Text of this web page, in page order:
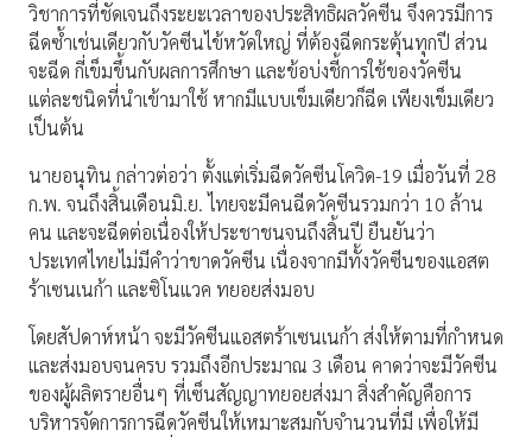
วิชาการที่ชัดเจนถึงระยะเวลาของประสิทธิผลวัคซีน จึงควรมีการ
ฉีดซ้ำเช่นเดียวกับวัคซีนไข้หวัดใหญ่ ที่ต้องฉีดกระตุ้นทุกปี ส่วน
จะฉีด กี่เข็มขึ้นกับผลการศึกษา และข้อบ่งชี้การใช้ของวัคซีน
แต่ละชนิดที่นำเข้ามาใช้ หากมีแบบเข็มเดียวก็ฉีด เพียงเข็มเดียว
เป็นต้น
นายอนุทิน กล่าวต่อว่า ตั้งแต่เริ่มฉีดวัคซีนโควิด-19 เมื่อวันที่ 28
ก.พ. จนถึงสิ้นเดือนมิ.ย. ไทยจะมีคนฉีดวัคซีนรวมกว่า 10 ล้าน
คน และจะฉีดต่อเนื่องให้ประชาชนจนถึงสิ้นปี ยืนยันว่า
ประเทศไทยไม่มีคำว่าขาดวัคซีน เนื่องจากมีทั้งวัคซีนของแอสต
ร้าเซนเนก้า และซิโนแวค ทยอยส่งมอบ
โดยสัปดาห์หน้า จะมีวัคซีนแอสตร้าเซนเนก้า ส่งให้ตามที่กำหนด
และส่งมอบจนครบ รวมถึงอีกประมาณ 3 เดือน คาดว่าจะมีวัคซีน
ของผู้ผลิตรายอื่นๆ ที่เซ็นสัญญาทยอยส่งมา สิ่งสำคัญคือการ
บริหารจัดการการฉีดวัคซีนให้เหมาะสมกับจำนวนที่มี เพื่อให้มี